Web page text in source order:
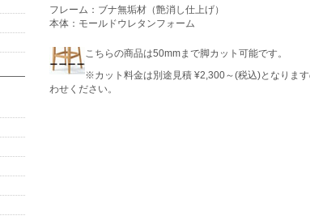
フレーム：ブナ無垢材（艶消し仕上げ）
本体：モールドウレタンフォーム
こちらの商品は50mmまで脚カット可能です。
※カット料金は別途見積 ¥2,300～(税込)となりま
わせください。